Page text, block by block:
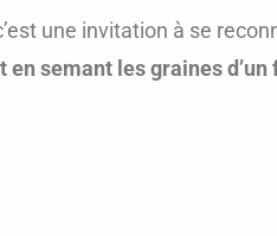
une invitation à se
en semant les graines